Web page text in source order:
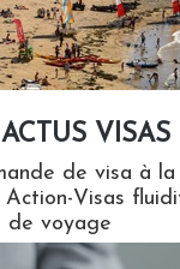
ACTUS VISAS
de visa à la
Action-Visas
de voyage